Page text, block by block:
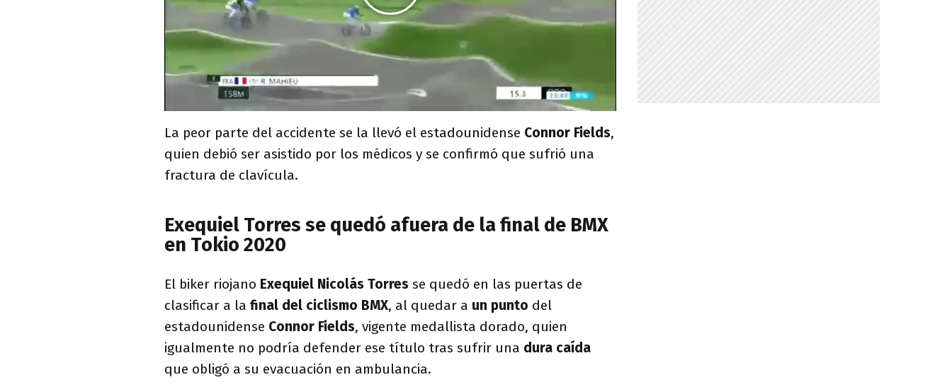
La peor parte del accidente se la llevó el estadounidense Connor Fields,
quien debió ser asistido por los médicos y se confirmó que sufrió una
fractura de clavícula.
Exequiel Torres se quedó afuera de la final de BMX
en Tokio 2020
El biker riojano Exequiel Nicolás Torres se quedó en las puertas de
clasificar a la final del ciclismo BMX, al quedar a un punto del
estadounidense Connor Fields, vigente medallista dorado, quien
igualmente no podría defender ese título tras sufrir una dura caída
que obligó a su evacuación en ambulancia.